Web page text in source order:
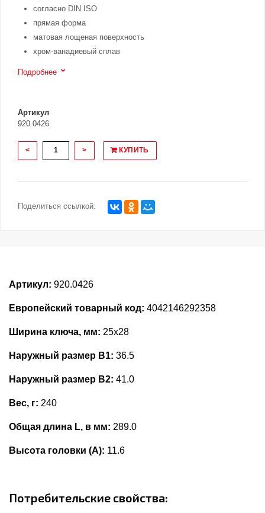
согласно DIN ISO
прямая форма
матовая лощеная поверхность
хром-ванадиевый сплав
Подробнее
Артикул
920.0426
< > КУПИТЬ
Поделиться ссылкой:
Артикул: 920.0426
Европейский товарный код: 4042146292358
Ширина ключа, мм: 25x28
Наружный размер В1: 36.5
Наружный размер В2: 41.0
Вес, г: 240
Общая длина L, в мм: 289.0
Высота головки (А): 11.6
Потребительские свойства: